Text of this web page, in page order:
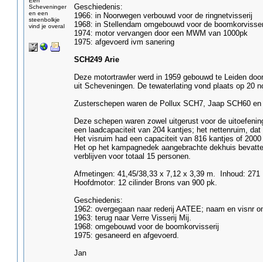
Scheveninger
en een
steenbolkje
vind je overal
Geschiedenis:
1966: in Noorwegen verbouwd voor de ringnetvisserij
1968: in Stellendam omgebouwd voor de
1974: motor vervangen door een MWM van 1000pk
1975: afgevoerd ivm sanering
SCH249 Arie
Deze motortrawler werd in 1959 gebouwd te Leiden
uit Scheveningen. De tewaterlating vond plaats op 20
Zusterschepen waren de Pollux SCH7, Jaap SCH60
Deze schepen waren zowel uitgerust voor de
een laadcapaciteit van 204 kantjes; het nettenruim,
Het visruim had een capaciteit van 816 kantjes of
Het op het kampagnedek aangebrachte dekhuis
verblijven voor totaal 15 personen.
Afmetingen: 41,45/38,33 x 7,12 x 3,39 m. Inhoud: 271
Hoofdmotor: 12 cilinder Brons van 900 pk.
Geschiedenis:
1962: overgegaan naar rederij AATEE; naam en visnr
1963: terug naar Verre Visserij Mij.
1968: omgebouwd voor de boomkorvisserij
1975: gesaneerd en afgevoerd.
Jan